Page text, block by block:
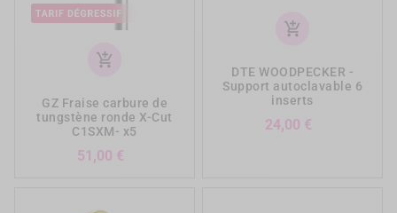
add_shopping_cart
GZ Fraise carbure de
tungstène ronde X-Cut
C1SXM- x5
51,00 €
add_shopping_cart
DTE WOODPECKER -
Support autoclavable 6
inserts
24,00 €